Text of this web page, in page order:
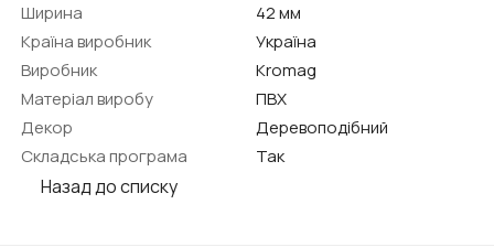
Ширина
42 мм
Країна виробник
Україна
Виробник
Kromag
Матеріал виробу
ПВХ
Декор
Деревоподібний
Складська програма
Так
Назад до списку